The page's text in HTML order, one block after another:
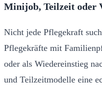
Minijob, Teilzeit oder
Nicht jede Pflegekraft
Pflegekräfte mit
oder als Wiedereinstieg
und Teilzeitmodelle eine